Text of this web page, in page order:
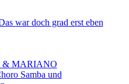
war doch grad erst eben
& MARIANO
Samba und